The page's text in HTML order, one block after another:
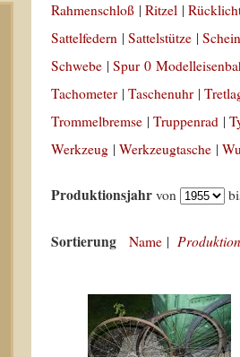
Rahmenschloß |Ritzel |
Sattelfedern |Sattelstütze |
Schwebe |Spur 0
Tachometer |Taschenuhr |
Trommelbremse |Truppenrad |
Werkzeug |Werkzeugtasche |
Produktionsjahr von
Sortierung Name |